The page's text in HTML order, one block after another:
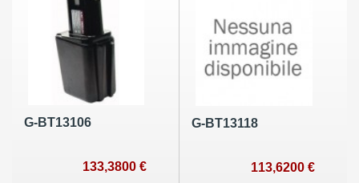
G-BT13106
133,3800 €
G-BT13118
113,6200 €